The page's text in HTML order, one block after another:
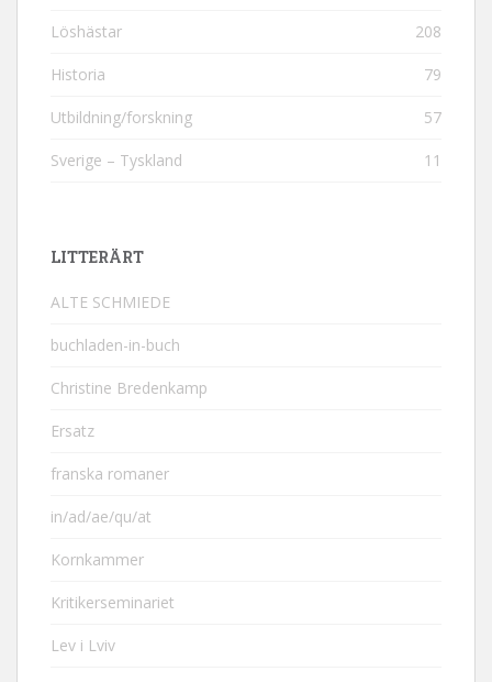
Löshästar 208
Historia 79
Utbildning/forskning 57
Sverige – Tyskland 11
LITTERÄRT
ALTE SCHMIEDE
buchladen-in-buch
Christine Bredenkamp
Ersatz
franska romaner
in/ad/ae/qu/at
Kornkammer
Kritikerseminariet
Lev i Lviv